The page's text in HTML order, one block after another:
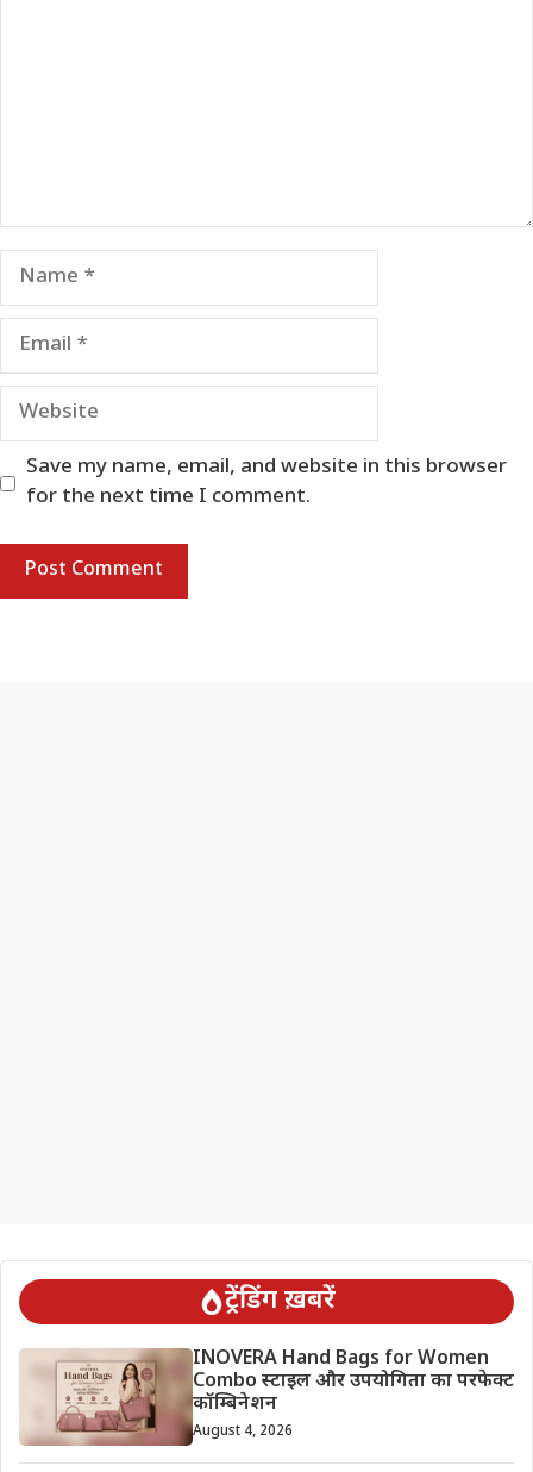
Name
Email
Website
Save my name, email, and website in this browser
for the next time I comment.
ट्रेंडिंग ख़बरें
INOVERA Hand Bags for Women
Combo स्टाइल और उपयोगिता का परफेक्ट
कॉम्बिनेशन
August 4, 2026